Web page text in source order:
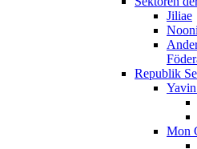
Jiliae
Republik
Mon